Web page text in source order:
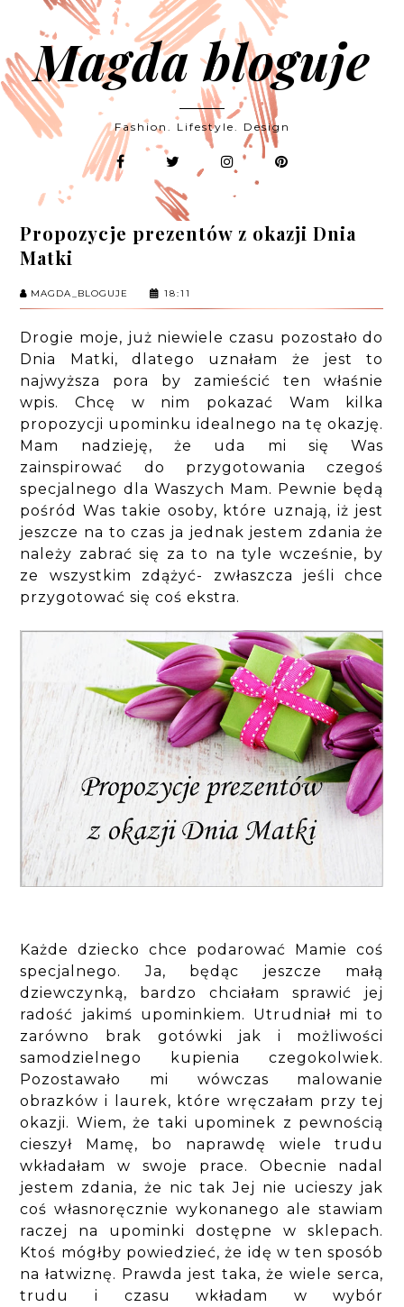
Magda bloguje
Fashion. Lifestyle. Design
Propozycje prezentów z okazji Dnia
Matki
MAGDA_BLOGUJE 18:11
Drogie moje, już niewiele czasu pozostało do
Dnia Matki, dlatego uznałam że jest to
najwyższa pora by zamieścić ten właśnie
wpis. Chcę w nim pokazać Wam kilka
propozycji upominku idealnego na tę okazję.
Mam nadzieję, że uda mi się Was
zainspirować do przygotowania czegoś
specjalnego dla Waszych Mam. Pewnie będą
pośród Was takie osoby, które uznają, iż jest
jeszcze na to czas ja jednak jestem zdania że
należy zabrać się za to na tyle wcześnie, by
ze wszystkim zdążyć- zwłaszcza jeśli chce
przygotować się coś ekstra.
Każde dziecko chce podarować Mamie coś
specjalnego. Ja, będąc jeszcze małą
dziewczynką, bardzo chciałam sprawić jej
radość jakimś upominkiem. Utrudniał mi to
zarówno brak gotówki jak i możliwości
samodzielnego kupienia czegokolwiek.
Pozostawało mi wówczas malowanie
obrazków i laurek, które wręczałam przy tej
okazji. Wiem, że taki upominek z pewnością
cieszył Mamę, bo naprawdę wiele trudu
wkładałam w swoje prace. Obecnie nadal
jestem zdania, że nic tak Jej nie ucieszy jak
coś własnoręcznie wykonanego ale stawiam
raczej na upominki dostępne w sklepach.
Ktoś mógłby powiedzieć, że idę w ten sposób
na łatwiznę. Prawda jest taka, że wiele serca,
trudu i czasu wkładam w wybór